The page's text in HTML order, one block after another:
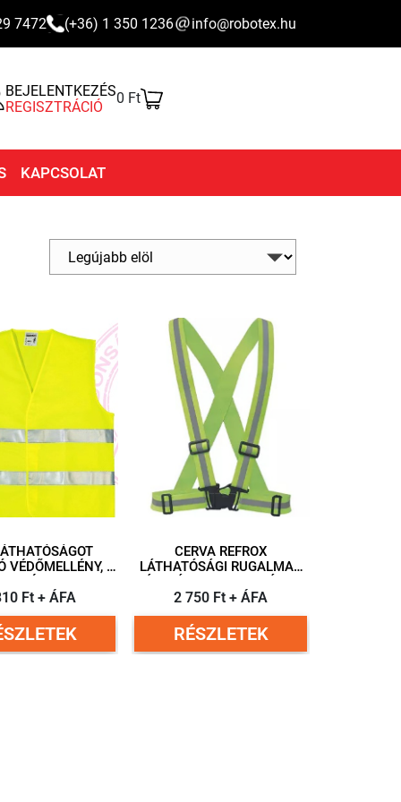
7472 (+36) 1 350 1236 info@robotex.hu
BEJELENTKEZÉS
REGISZTRÁCIÓ
0 Ft
KAPCSOLAT
VÉDŐMELLÉNY, L-
Ft + ÁFA
CERVA REFROX
LÁTHATÓSÁGI RUGALMAS
NARANCSSÁRGA)
2 750 Ft + ÁFA
RÉSZLETEK